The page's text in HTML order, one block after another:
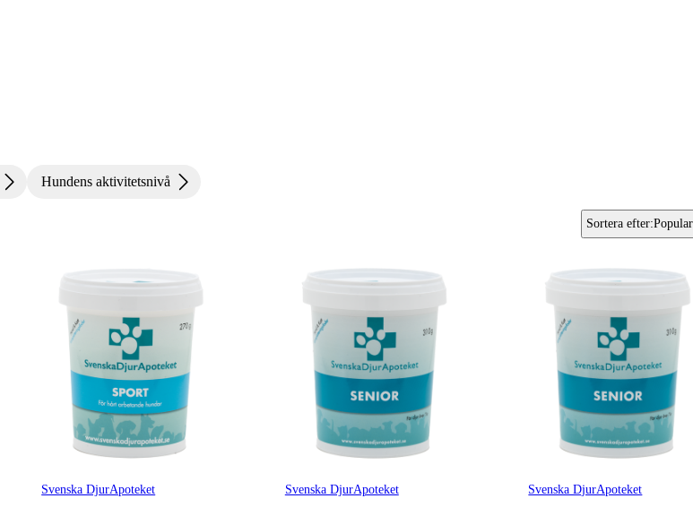
Hundens aktivitetsnivå
Sortera efter:
Svenska DjurApoteket Svenska DjurApoteket Svenska DjurApoteket